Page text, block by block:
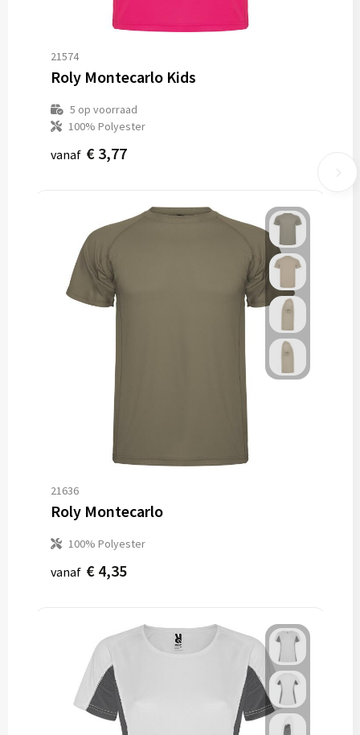
21574
Roly Montecarlo Kids
5 op voorraad
100% Polyester
vanaf € 3,77
21636
Roly Montecarlo
100% Polyester
vanaf € 4,35